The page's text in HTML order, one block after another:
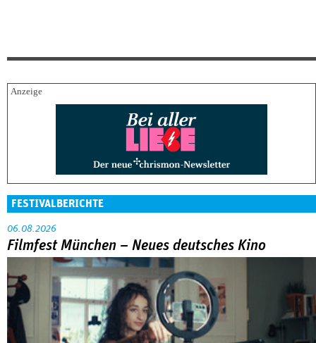
FESTIVALBERICHTE
06.08.2026
Filmfest München – Neues deutsches Kino